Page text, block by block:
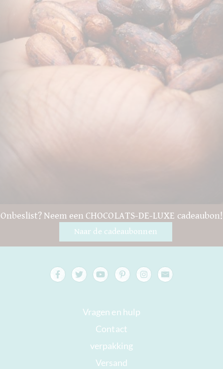
Onbeslist? Neem een CHOCOLATS-DE-LUXE cadeaubon!
Naar de cadeaubonnen
Vragen en hulp
Contact
verpakking
Versand